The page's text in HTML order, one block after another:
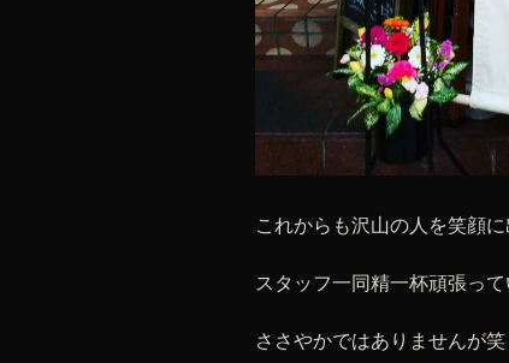
これからも沢山の人を笑顔
スタッフ一同精一杯頑張って
ささやかではありませんが笑